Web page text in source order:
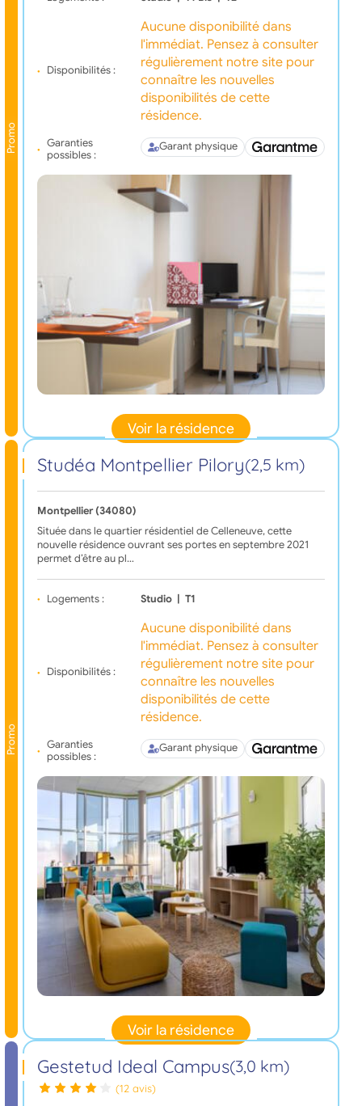
Promo
Disponibilités :
Aucune disponibilité dans
l'immédiat. Pensez à consulter
régulièrement notre site pour
connaître les nouvelles
disponibilités de cette
résidence.
Garanties
possibles :
Garant physique
Voir la résidence
Promo
Studéa Montpellier Pilory(2,5 km)
Montpellier (34080)
Située dans le quartier résidentiel de Celleneuve, cette
nouvelle résidence ouvrant ses portes en septembre 2021
permet d’être au pl…
Logements : Studio T1
Disponibilités :
Aucune disponibilité dans
l'immédiat. Pensez à consulter
régulièrement notre site pour
connaître les nouvelles
disponibilités de cette
résidence.
Garanties
possibles :
Garant physique
Voir la résidence
Gestetud Ideal Campus(3,0 km)
(12 avis)